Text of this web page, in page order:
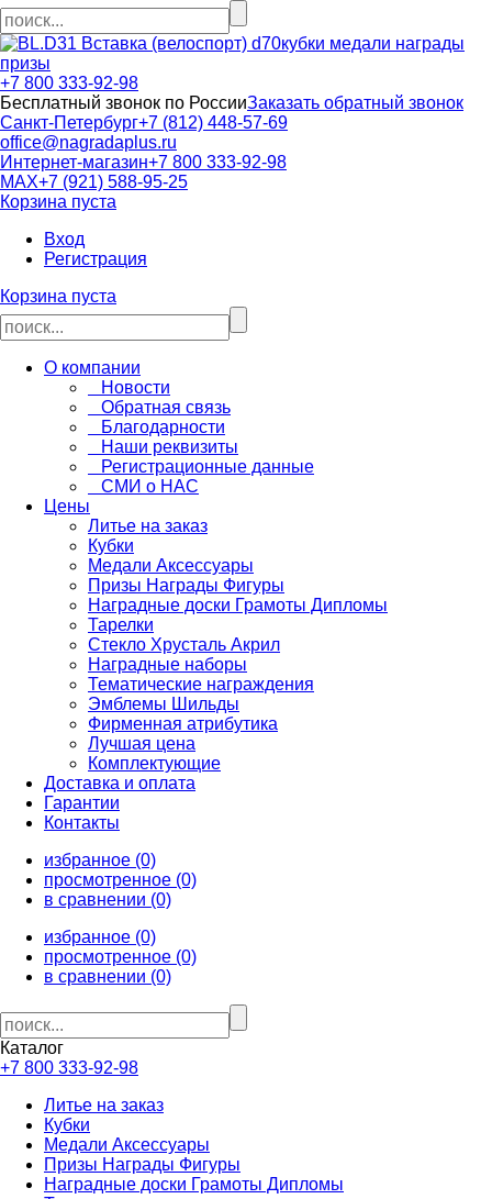
кубки медали награды
призы
+7 800 333-92-98
Бесплатный звонок по РоссииЗаказать обратный звонок
Санкт-Петербург+7 (812) 448-57-69
office@nagradaplus.ru
Интернет-магазин+7 800 333-92-98
MAX+7 (921) 588-95-25
Корзина пуста
Вход
Регистрация
Корзина пуста
О компании
Новости
Обратная связь
Благодарности
Наши реквизиты
Регистрационные данные
СМИ о НАС
Цены
Литье на заказ
Кубки
Медали Аксессуары
Призы Награды Фигуры
Наградные доски Грамоты Дипломы
Тарелки
Стекло Хрусталь Акрил
Наградные наборы
Тематические награждения
Эмблемы Шильды
Фирменная атрибутика
Лучшая цена
Комплектующие
Доставка и оплата
Гарантии
Контакты
избранное (0)
просмотренное (0)
в сравнении (0)
избранное (0)
просмотренное (0)
в сравнении (0)
Каталог
+7 800 333-92-98
Литье на заказ
Кубки
Медали Аксессуары
Призы Награды Фигуры
Наградные доски Грамоты Дипломы